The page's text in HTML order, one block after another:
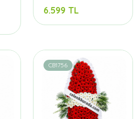
6.599 TL
CB1756